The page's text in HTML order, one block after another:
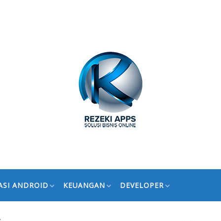
ANDROID KEUANGAN DEVELOPER